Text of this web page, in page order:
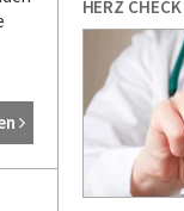
HERZ CHECK